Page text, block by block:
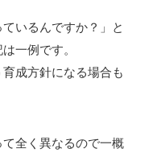
いるんですか？」と
一例です。
成方針になる場合も
全く異なるので一概